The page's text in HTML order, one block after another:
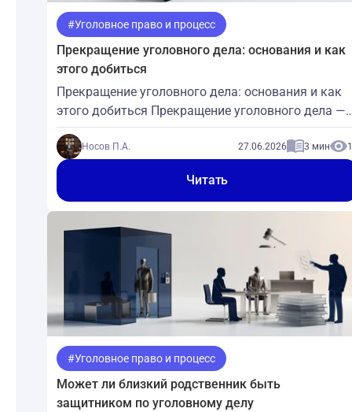
#Уголовное право и процесс
Прекращение уголовного дела: основания и как
этого добиться
Прекращение уголовного дела: основания и как
этого добиться Прекращение уголовного дела —
это его завершение без приговора и без
направления в суд. Но «прекращено» не всегда
означает «оправдан»: основания бывают
принципиально разными, и от того, по какому из
них закрывают дело, зависит, останется ли
Носов П.А. 27.06.2026 3 мин
Читать
#Уголовное право и процесс
Может ли близкий родственник быть
защитником по уголовному делу